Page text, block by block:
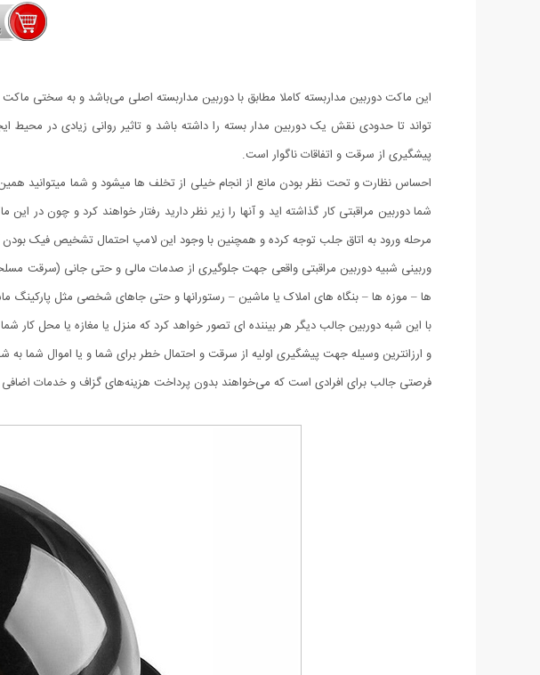
این ماکت دوربین مداربسته کاملا مطابق با دوربین مداربسته اصلی می‌باشد و به
تواند تا حدودی نقش یک دوربین مدار بسته را داشته باشد و تاثیر روانی زیادی در محیط
پیشگیری از سرقت و اتفاقات ناگوار است.
احساس نظارت و تحت نظر بودن مانع از انجام خیلی از تخلف ها میشود و شما میتوانید همین
مرحله ورود به اتاق جلب توجه کرده و همچنین با وجود این لامپ احتمال تشخیص فیک بودن
وربینی شبیه دوربین مراقبتی واقعی جهت جلوگیری از صدمات مالی و حتی جانی (سرقت
ها – موزه ها – بنگاه های املاک یا ماشین – رستورانها و حتی جاهای شخصی مثل پارکینگ
با این شبه دوربین جالب دیگر هر بیننده ای تصور خواهد کرد که منزل یا مغازه یا محل کار